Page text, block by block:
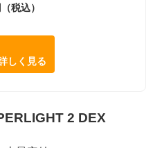
税込）
しく見る
2 DEX